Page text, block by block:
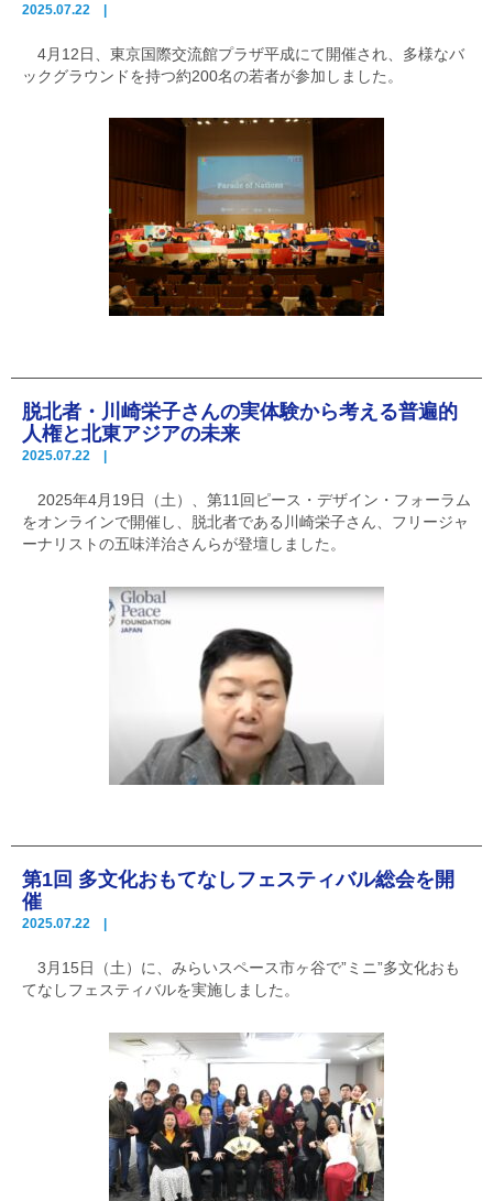
2025.07.22 |
4月12日、東京国際交流館プラザ平成にて開催され、多様なバ
ックグラウンドを持つ約200名の若者が参加しました。
脱北者・川崎栄子さんの実体験から考える普遍的
人権と北東アジアの未来
2025.07.22 |
2025年4月19日（土）、第11回ピース・デザイン・フォーラム
をオンラインで開催し、脱北者である川崎栄子さん、フリージャ
ーナリストの五味洋治さんらが登壇しました。
第1回 多文化おもてなしフェスティバル総会を開
催
2025.07.22 |
3月15日（土）に、みらいスペース市ヶ谷で”ミニ”多文化おも
てなしフェスティバルを実施しました。